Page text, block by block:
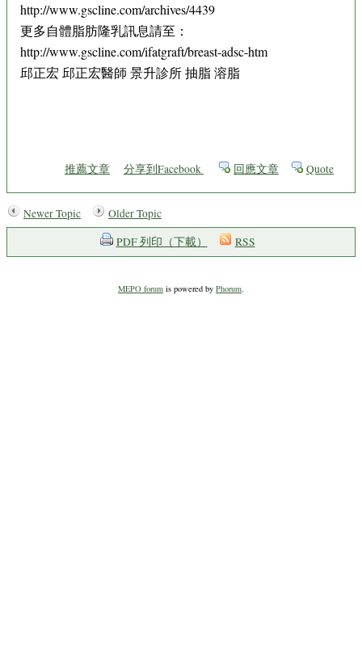
http://www.gscline.com/archives/4439
更多自體脂肪隆乳訊息請至：
http://www.gscline.com/ifatgraft/breast-adsc-htm
邱正宏 邱正宏醫師 景升診所 抽脂 溶脂
推薦文章 分享到Facebook 回應文章 Quote
Newer Topic
Older Topic
PDF 列印（下載）
RSS
MEPO forum is powered by Phorum.